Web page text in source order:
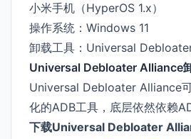
小米手机（HyperOS 1.x）
操作系统：Windows 11
卸载工具：Universal
Universal Debloater Alliance
Universal Debloater Alliance
化的ADB工具，底层依然依赖
下载Universal Debloater